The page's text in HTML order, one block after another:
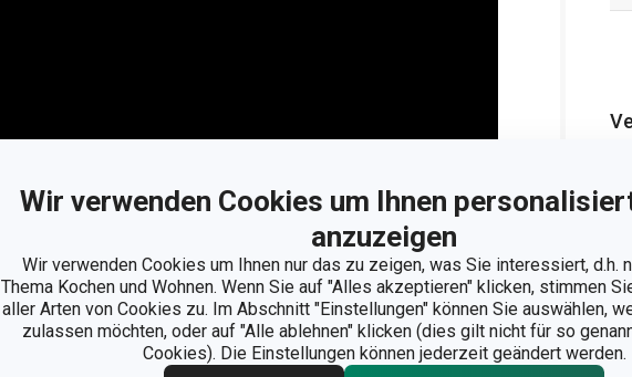
Wir verwenden Cookies um Ihnen
anzuzeigen
Wir verwenden Cookies um Ihnen nur das zu zeigen, was Sie interessiert, d.h.
Thema Kochen und Wohnen. Wenn Sie auf "Alles akzeptieren" klicken, stimmen
aller Arten von Cookies zu. Im Abschnitt "Einstellungen" können Sie auswählen,
zulassen möchten, oder auf "Alle ablehnen" klicken (dies gilt nicht für so
Cookies). Die Einstellungen können jederzeit geändert werden.